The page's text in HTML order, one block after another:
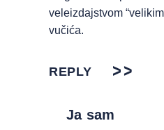
veleizdajstvom
vučića.
REPLY
Ja sam